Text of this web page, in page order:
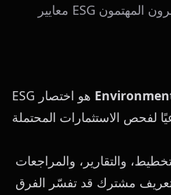
معايير ESG هي مجموعة من المعايير لعمليات الشركة التي يستخدمها المستثمرون المهتمون